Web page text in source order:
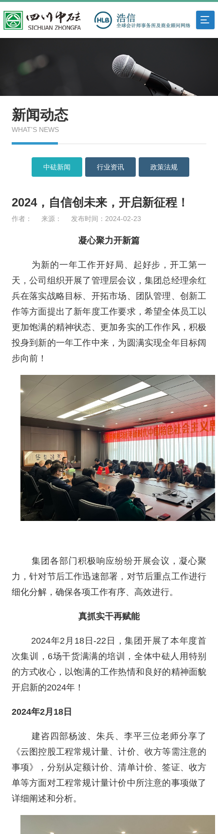
新闻动态
WHAT'S NEWS
中砝新闻 行业资讯 政策法规
2024，自信创未来，开启新征程！
作者： 来源： 发布时间：2024-02-23
凝心聚力开新篇
为新的一年工作开好局、起好步，开工第一
天，公司组织开展了管理层会议，集团总经理余红
兵在落实战略目标、开拓市场、团队管理、创新工
作等方面提出了新年度工作要求，希望全体员工以
更加饱满的精神状态、更加务实的工作作风，积极
投身到新的一年工作中来，为圆满实现全年目标阔
步向前！
集团各部门积极响应纷纷开展会议，凝心聚
力，针对节后工作迅速部署，对节后重点工作进行
细化分解，确保各项工作有序、高效进行。
真抓实干再赋能
2024年2月18日-22日，集团开展了本年度首
次集训，6场干货满满的培训，全体中砝人用特别
的方式收心，以饱满的工作热情和良好的精神面貌
开启新的2024年！
2024年2月18日
建咨四部杨波、朱兵、李平三位老师分享了
《云图控股工程常规计量、计价、收方等需注意的
事项》，分别从定额计价、清单计价、签证、收方
单等方面对工程常规计量计价中所注意的事项做了
详细阐述和分析。